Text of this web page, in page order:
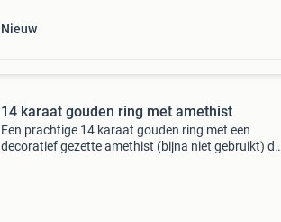
Nieuw
14 karaat gouden ring met amethist
Een prachtige 14 karaat gouden ring met een
decoratief gezette amethist (bijna niet gebruikt) de